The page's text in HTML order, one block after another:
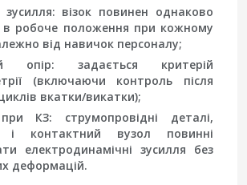
: візок повинен однаково
в робоче положення при кожному
від навичок персоналу;
опір: задається критерій
(включаючи контроль після
вкатки/викатки);
при КЗ: струмопровідні деталі,
і контактний вузол повинні
електродинамічні зусилля без
деформацій.